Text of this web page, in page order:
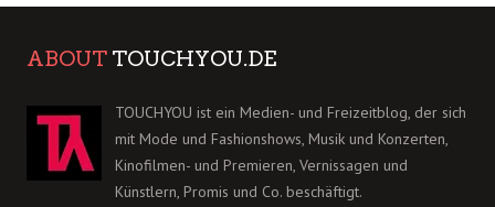
ABOUT TOUCHYOU.DE
TOUCHYOU ist ein Medien- und Freizeitblog, der sich
mit Mode und Fashionshows, Musik und Konzerten,
Kinofilmen- und Premieren, Vernissagen und
Künstlern, Promis und Co. beschäftigt.